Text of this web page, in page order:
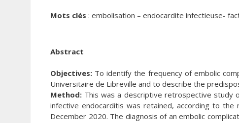
Mots clés : embolisation – endocardite infectieuse-
Abstract
Objectives: To identify the frequency of embolic
Universitaire de Libreville and to describe the
Method: This was a descriptive retrospective study
infective endocarditis was retained, according to
December 2020. The diagnosis of an embolic